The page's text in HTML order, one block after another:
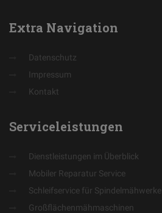
Extra Navigation
Datenschutz
Impressum
Kontakt
Serviceleistungen
Dienstleistungen im Überblick
Mobiler Reparatur Service
Schleifservice für Spindelmähwerke
Großflächenmähmaschinen